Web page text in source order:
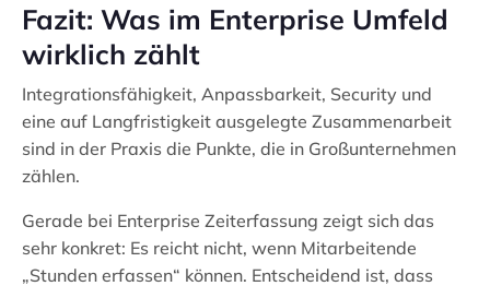
Fazit: Was im Enterprise Umfeld
wirklich zählt
Integrationsfähigkeit, Anpassbarkeit, Security und
eine auf Langfristigkeit ausgelegte Zusammenarbeit
sind in der Praxis die Punkte, die in Großunternehmen
zählen.
Gerade bei Enterprise Zeiterfassung zeigt sich das
sehr konkret: Es reicht nicht, wenn Mitarbeitende
„Stunden erfassen“ können. Entscheidend ist, dass